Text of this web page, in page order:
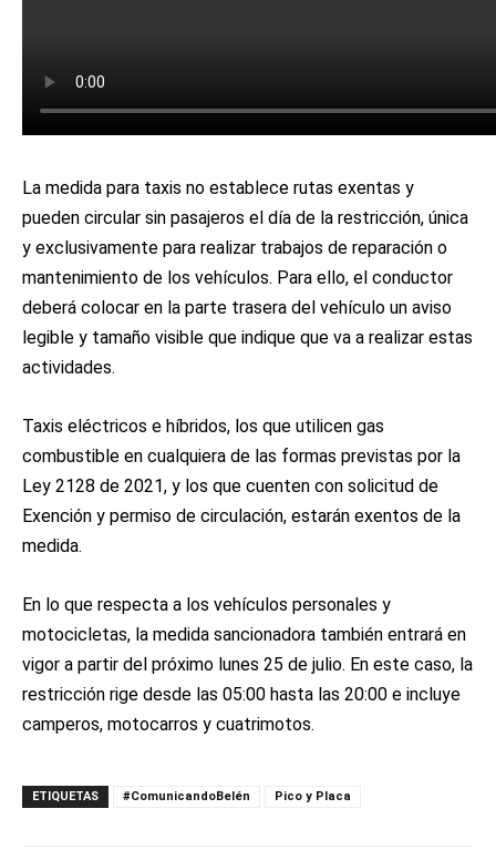
La medida para taxis no establece rutas exentas y
pueden circular sin pasajeros el día de la restricción, única
y exclusivamente para realizar trabajos de reparación o
mantenimiento de los vehículos. Para ello, el conductor
deberá colocar en la parte trasera del vehículo un aviso
legible y tamaño visible que indique que va a realizar estas
actividades.
Taxis eléctricos e híbridos, los que utilicen gas
combustible en cualquiera de las formas previstas por la
Ley 2128 de 2021, y los que cuenten con solicitud de
Exención y permiso de circulación, estarán exentos de la
medida.
En lo que respecta a los vehículos personales y
motocicletas, la medida sancionadora también entrará en
vigor a partir del próximo lunes 25 de julio. En este caso, la
restricción rige desde las 05:00 hasta las 20:00 e incluye
camperos, motocarros y cuatrimotos.
ETIQUETAS #ComunicandoBelén Pico y Placa